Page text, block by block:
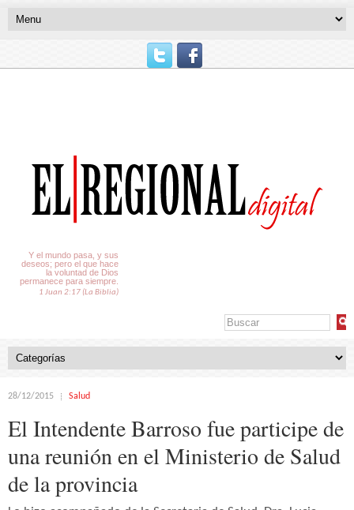
Y el mundo pasa, y sus
deseos; pero el que hace
la voluntad de Dios
permanece para siempre.
1 Juan 2:17 (La Biblia)
28/12/2015 Salud
El Intendente Barroso fue participe de
una reunión en el Ministerio de Salud
de la provincia